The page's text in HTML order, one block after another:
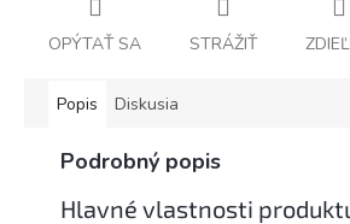
OPÝTAŤ SA STRÁŽIŤ
Popis Diskusia
Podrobný popis
Hlavné vlastnosti